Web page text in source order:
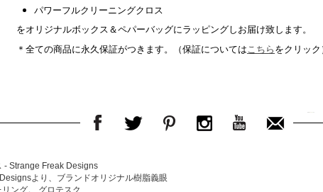
パワーフルクリーニングクロス
をオリジナルボックス＆ペパーバッグにラッピングしお届け致します。
＊全ての商品に永久保証がつきます。（保証についてはこちらをクリック
- Strange Freak Designs
より、ブランドオリジナル樹脂義眼
ング。 グロテスク